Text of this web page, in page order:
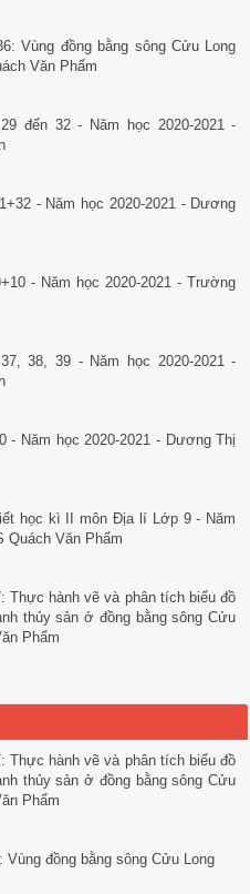
Vùng đồng bằng sông Cửu Long
Văn Phẩm
đến 32 - Năm học 2020-2021 -
- Năm học 2020-2021 - Dương
- Năm học 2020-2021 - Trường
38, 39 - Năm học 2020-2021 -
Năm học 2020-2021 - Dương Thị
học kì II môn Địa lí Lớp 9 - Năm
Quách Văn Phẩm
Thực hành vẽ và phân tích biểu đồ
thủy sản ở đồng bằng sông Cửu
Phẩm
Thực hành vẽ và phân tích biểu đồ
thủy sản ở đồng bằng sông Cửu
Phẩm
đồng bằng sông Cửu Long